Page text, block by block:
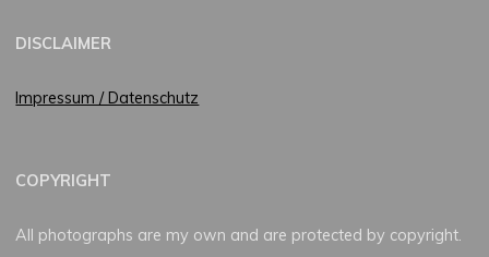
DISCLAIMER
Impressum / Datenschutz
COPYRIGHT
All photographs are my own and are protected by copyright.